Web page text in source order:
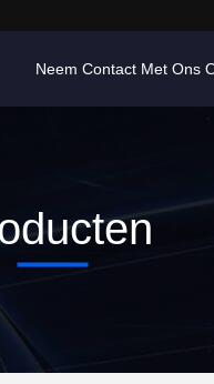
Neem Contact Met Ons